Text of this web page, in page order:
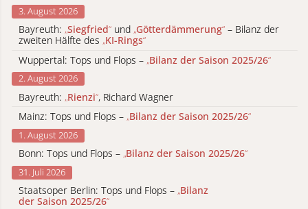
3. August 2026
Bayreuth: „Siegfried“ und „Götterdämmerung“ – Bilanz der
zweiten Hälfte des „KI-Rings“
Wuppertal: Tops und Flops – „Bilanz der Saison 2025/26“
2. August 2026
Bayreuth: „Rienzi“, Richard Wagner
Mainz: Tops und Flops – „Bilanz der Saison 2025/26“
1. August 2026
Bonn: Tops und Flops – „Bilanz der Saison 2025/26“
31. Juli 2026
Staatsoper Berlin: Tops und Flops – „Bilanz
der Saison 2025/26“